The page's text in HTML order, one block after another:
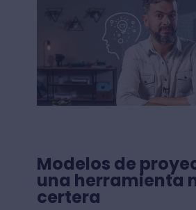
Modelos de
una herramienta
certera